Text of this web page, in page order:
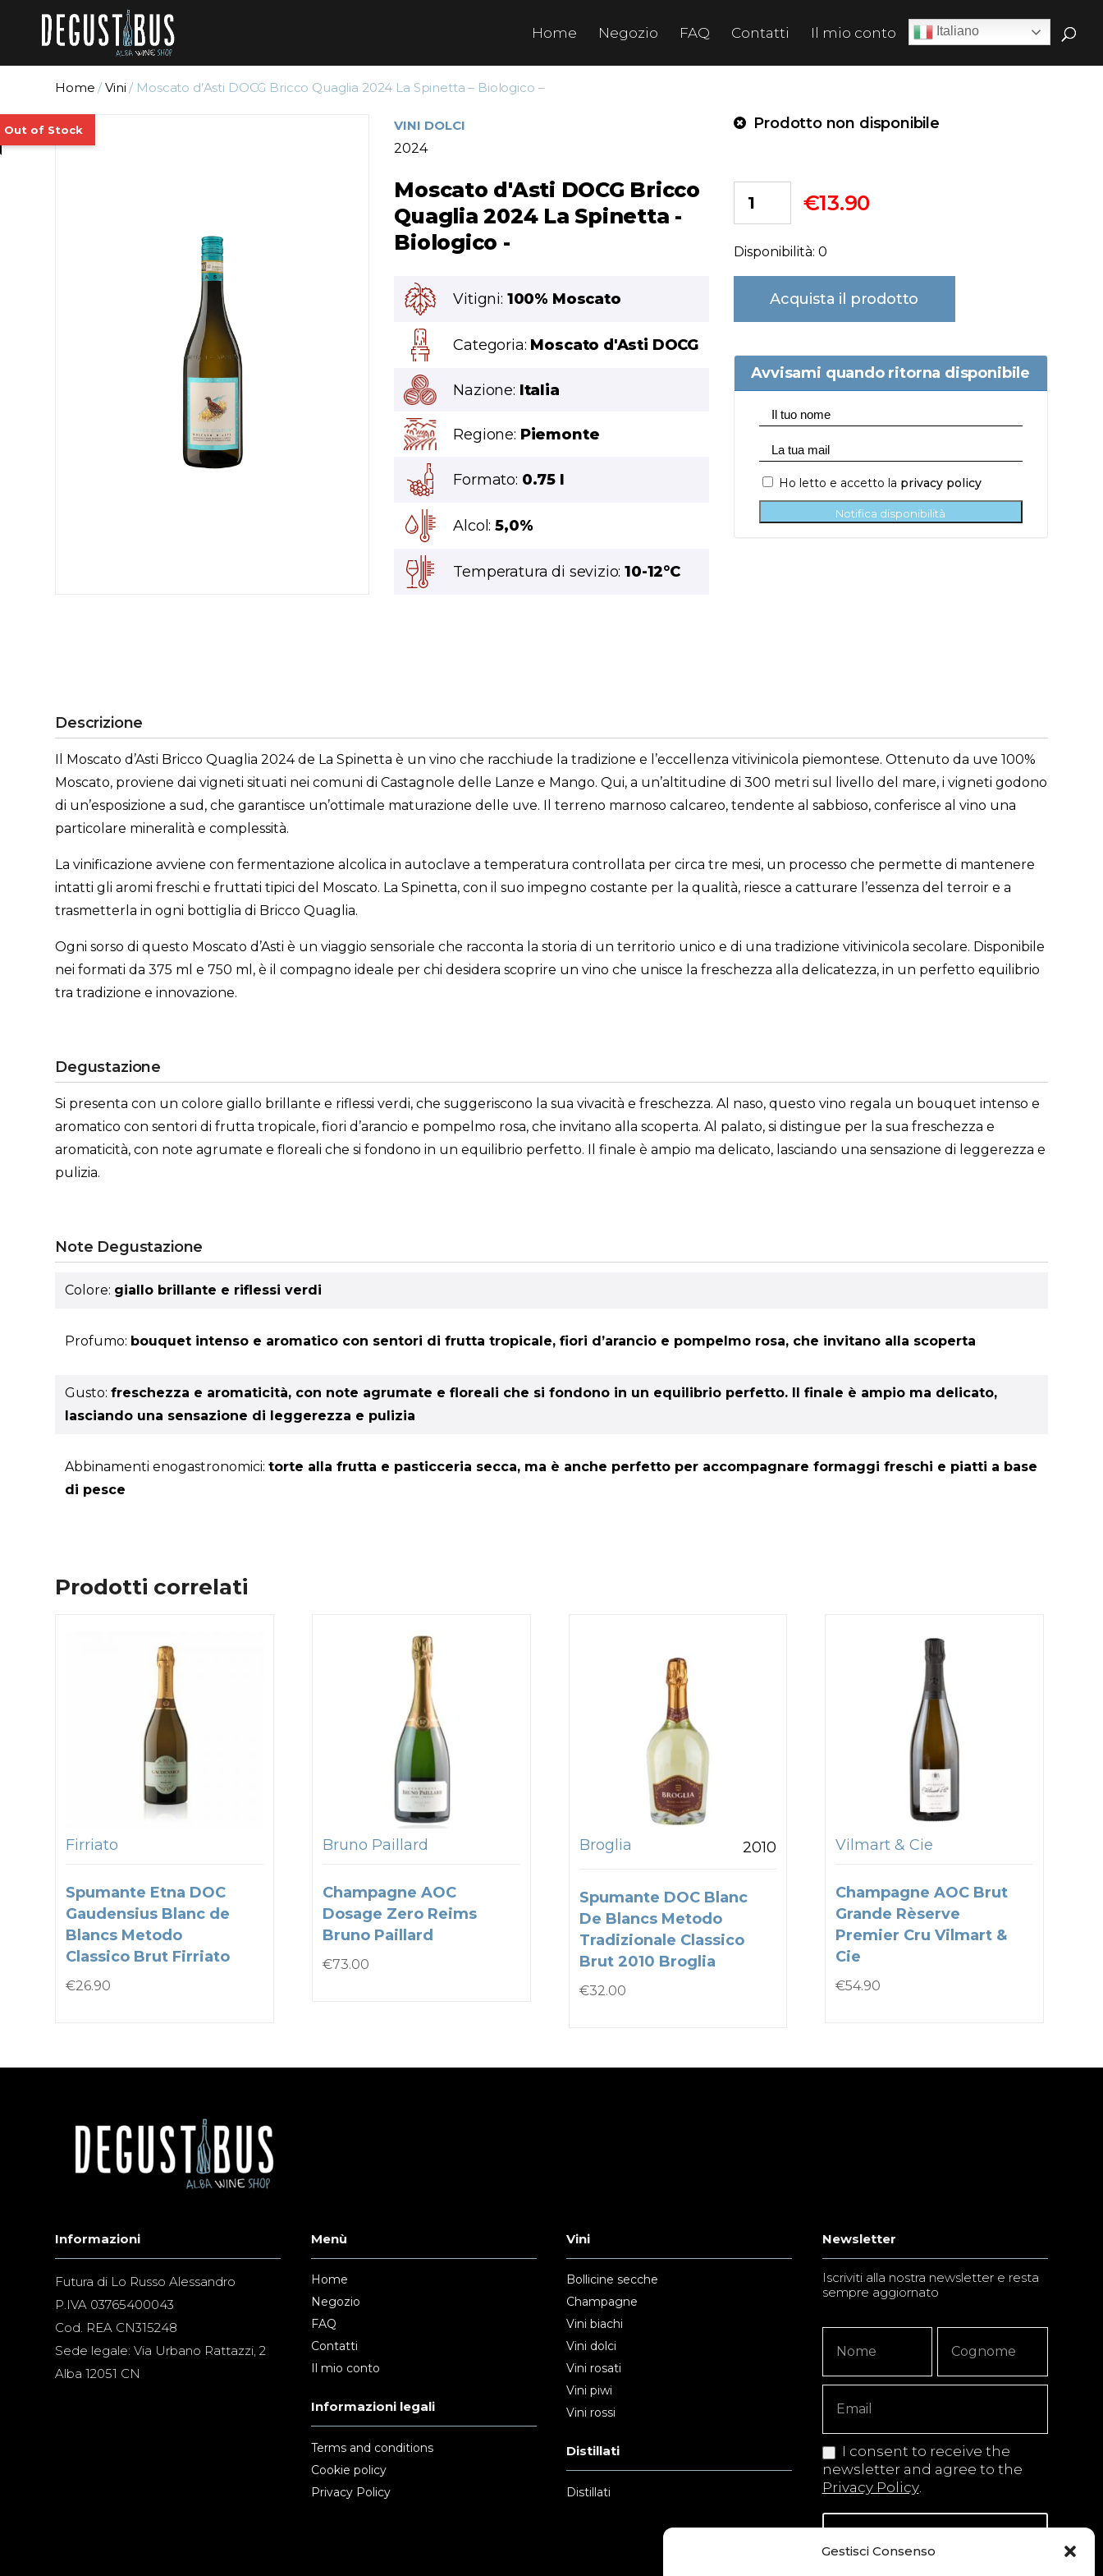
Gestisci Consenso
Home Negozio FAQ Contatti Il mio conto
Home /Vini / Moscato d’Asti DOCG Bricco Quaglia 2024 La Spinetta – Biologico –
VINI DOLCI
2024
Moscato d'Asti DOCG Bricco
Quaglia 2024 La Spinetta -
Biologico -
Vitigni: 100% Moscato
Categoria: Moscato d'Asti DOCG
Nazione: Italia
Regione: Piemonte
Formato: 0.75 l
Alcol:5,0%
Temperatura di sevizio:10-12°C
Prodotto non disponibile
€13.90
Disponibilità: 0
Acquista il prodotto
Avvisami quando ritorna disponibile
Ho letto e accetto la privacy policy
Notifica disponibilità
Descrizione
Il Moscato d’Asti Bricco Quaglia 2024 de La Spinetta è un vino che racchiude la tradizione e l’eccellenza vitivinicola piemontese. Ottenuto da uve 100%
Moscato, proviene dai vigneti situati nei comuni di Castagnole delle Lanze e Mango. Qui, a un’altitudine di 300 metri sul livello del mare, i vigneti godono
di un’esposizione a sud, che garantisce un’ottimale maturazione delle uve. Il terreno marnoso calcareo, tendente al sabbioso, conferisce al vino una
particolare mineralità e complessità.
La vinificazione avviene con fermentazione alcolica in autoclave a temperatura controllata per circa tre mesi, un processo che permette di mantenere
intatti gli aromi freschi e fruttati tipici del Moscato. La Spinetta, con il suo impegno costante per la qualità, riesce a catturare l’essenza del terroir e a
trasmetterla in ogni bottiglia di Bricco Quaglia.
Ogni sorso di questo Moscato d’Asti è un viaggio sensoriale che racconta la storia di un territorio unico e di una tradizione vitivinicola secolare. Disponibile
nei formati da 375 ml e 750 ml, è il compagno ideale per chi desidera scoprire un vino che unisce la freschezza alla delicatezza, in un perfetto equilibrio
tra tradizione e innovazione.
Degustazione
Si presenta con un colore giallo brillante e riflessi verdi, che suggeriscono la sua vivacità e freschezza. Al naso, questo vino regala un bouquet intenso e
aromatico con sentori di frutta tropicale, fiori d’arancio e pompelmo rosa, che invitano alla scoperta. Al palato, si distingue per la sua freschezza e
aromaticità, con note agrumate e floreali che si fondono in un equilibrio perfetto. Il finale è ampio ma delicato, lasciando una sensazione di leggerezza e
pulizia.
Note Degustazione
Colore: giallo brillante e riflessi verdi
Profumo: bouquet intenso e aromatico con sentori di frutta tropicale, fiori d’arancio e pompelmo rosa, che invitano alla scoperta
Gusto:freschezza e aromaticità, con note agrumate e floreali che si fondono in un equilibrio perfetto. Il finale è ampio ma delicato,
lasciando una sensazione di leggerezza e pulizia
Abbinamenti enogastronomici:torte alla frutta e pasticceria secca, ma è anche perfetto per accompagnare formaggi freschi e piatti a base
di pesce
Prodotti correlati
Firriato
Spumante Etna DOC
Gaudensius Blanc de
Blancs Metodo
Classico Brut Firriato
€26.90
Bruno Paillard
Champagne AOC
Dosage Zero Reims
Bruno Paillard
€73.00
Broglia 2010
Spumante DOC Blanc
De Blancs Metodo
Tradizionale Classico
Brut 2010 Broglia
€32.00
Vilmart & Cie
Champagne AOC Brut
Grande Rèserve
Premier Cru Vilmart &
Cie
€54.90
Informazioni
Futura di Lo Russo Alessandro
P.IVA 03765400043
Cod. REA CN315248
Sede legale: Via Urbano Rattazzi, 2
Alba 12051 CN
Menù
Home
Negozio
FAQ
Contatti
Il mio conto
Informazioni legali
Terms and conditions
Cookie policy
Privacy Policy
Vini
Bollicine secche
Champagne
Vini biachi
Vini dolci
Vini rosati
Vini piwi
Vini rossi
Distillati
Distillati
Newsletter
Iscriviti alla nostra newsletter e resta
sempre aggiornato
Signup
Copy
I consent to receive the
newsletter and agree to the
Privacy Policy.
Italiano